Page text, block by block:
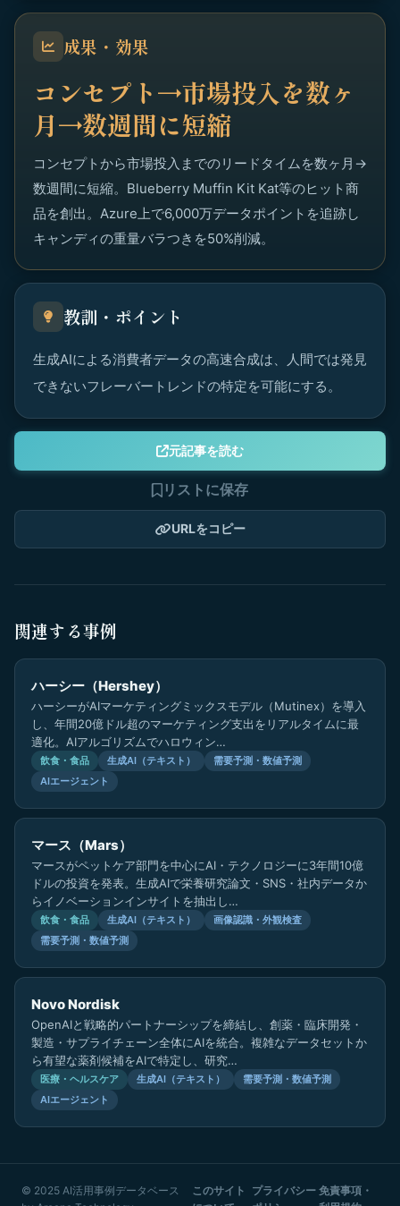
成果・効果
コンセプト→市場投入を数ヶ
月→数週間に短縮
コンセプトから市場投入までのリードタイムを数ヶ月→
数週間に短縮。Blueberry Muffin Kit Kat等のヒット商
品を創出。Azure上で6,000万データポイントを追跡し
キャンディの重量バラつきを50%削減。
教訓・ポイント
生成AIによる消費者データの高速合成は、人間では発見
できないフレーバートレンドの特定を可能にする。
元記事を読む
リストに保存
URLをコピー
関連する事例
ハーシー（Hershey）
ハーシーがAIマーケティングミックスモデル（Mutinex）を導入
し、年間20億ドル超のマーケティング支出をリアルタイムに最
適化。AIアルゴリズムでハロウィン…
飲食・食品 生成AI（テキスト）
需要予測・数値予測
AIエージェント
マース（Mars）
マースがペットケア部門を中心にAI・テクノロジーに3年間10億
ドルの投資を発表。生成AIで栄養研究論文・SNS・社内データか
らイノベーションインサイトを抽出し…
飲食・食品 生成AI（テキスト）
画像認識・外観検査
需要予測・数値予測
Novo Nordisk
OpenAIと戦略的パートナーシップを締結し、創薬・臨床開発・
製造・サプライチェーン全体にAIを統合。複雑なデータセットか
ら有望な薬剤候補をAIで特定し、研究…
医療・ヘルスケア 生成AI（テキスト）
需要予測・数値予測
AIエージェント
© 2025 AI活用事例データベース
このサイト
プライバシー 免責事項・